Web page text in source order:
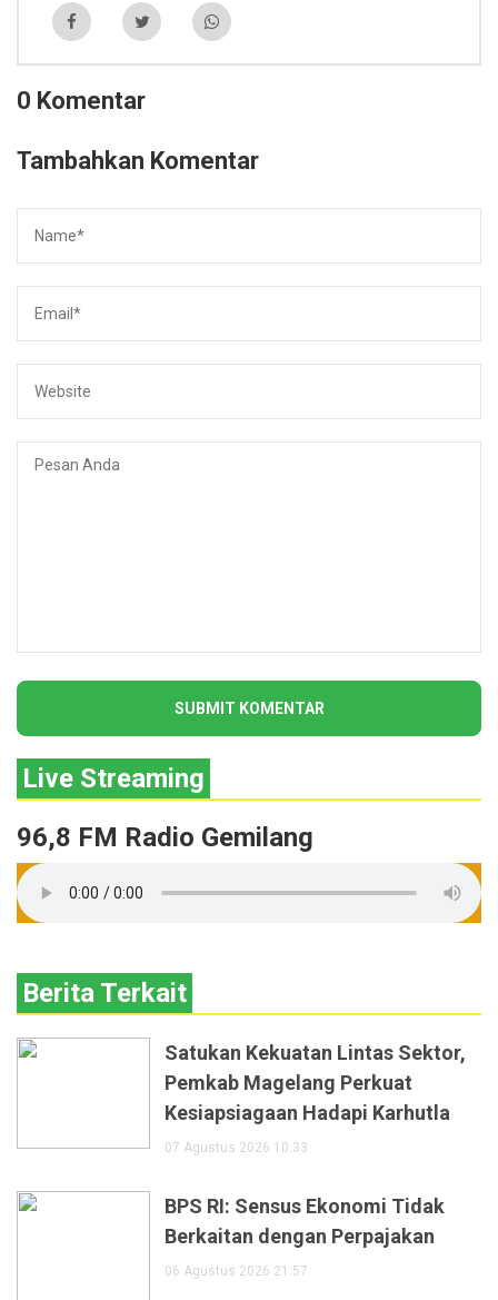
0 Komentar
Tambahkan Komentar
Live Streaming
96,8 FM Radio Gemilang
Berita Terkait
Satukan Kekuatan Lintas Sektor,
Pemkab Magelang Perkuat
Kesiapsiagaan Hadapi Karhutla
07 Agustus 2026 10:33
BPS RI: Sensus Ekonomi Tidak
Berkaitan dengan Perpajakan
06 Agustus 2026 21:57